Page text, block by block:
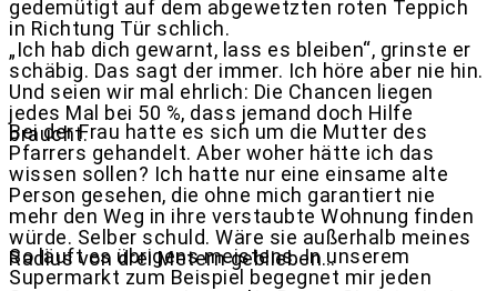
gedemütigt auf dem abgewetzten roten Teppich
in Richtung Tür schlich.
„Ich hab dich gewarnt, lass es bleiben“, grinste er
schäbig. Das sagt der immer. Ich höre aber nie hin.
Und seien wir mal ehrlich: Die Chancen liegen
jedes Mal bei 50 %, dass jemand doch Hilfe
braucht.
Bei der Frau hatte es sich um die Mutter des
Pfarrers gehandelt. Aber woher hätte ich das
wissen sollen? Ich hatte nur eine einsame alte
Person gesehen, die ohne mich garantiert nie
mehr den Weg in ihre verstaubte Wohnung finden
würde. Selber schuld. Wäre sie außerhalb meines
Radius von drei Metern geblieben…
So läuft es übrigens meistens. In unserem
Supermarkt zum Beispiel begegnet mir jeden